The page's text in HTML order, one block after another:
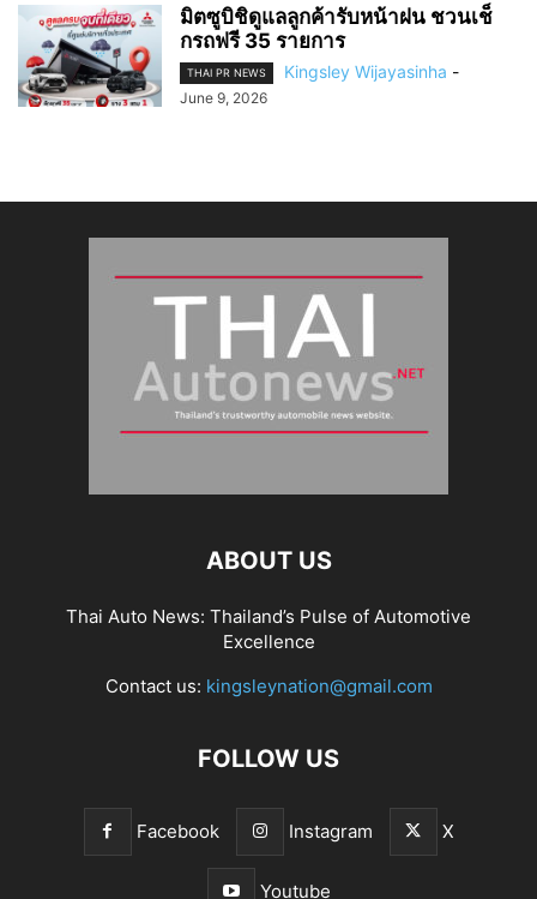
มิตซูบิชิดูแลลูกค้ารับหน้าฝน ชวนเช็
กรถฟรี 35 รายการ
THAI PR NEWS Kingsley Wijayasinha -
June 9, 2026
ABOUT US
Thai Auto News: Thailand’s Pulse of Automotive
Excellence
Contact us: kingsleynation@gmail.com
FOLLOW US
Facebook Instagram X
Youtube